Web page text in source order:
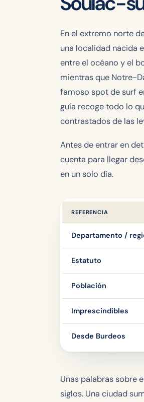
En el extremo norte
una localidad nacida
entre el océano y el
mientras que Notre-
famoso spot de surf
guía recoge todo lo
contrastados de las
Antes de entrar en
cuenta para llegar
en un solo día.
REFERENCIA
Departamento /
Estatuto
Población
Imprescindibles
Desde Burdeos
Unas palabras sobre
siglos. Una ciudad